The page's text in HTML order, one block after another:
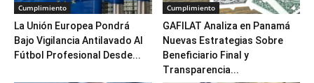
Cumplimiento
La Unión Europea Pondrá
Bajo Vigilancia Antilavado Al
Fútbol Profesional Desde...
Cumplimiento
GAFILAT Analiza en Panamá
Nuevas Estrategias Sobre
Beneficiario Final y
Transparencia...